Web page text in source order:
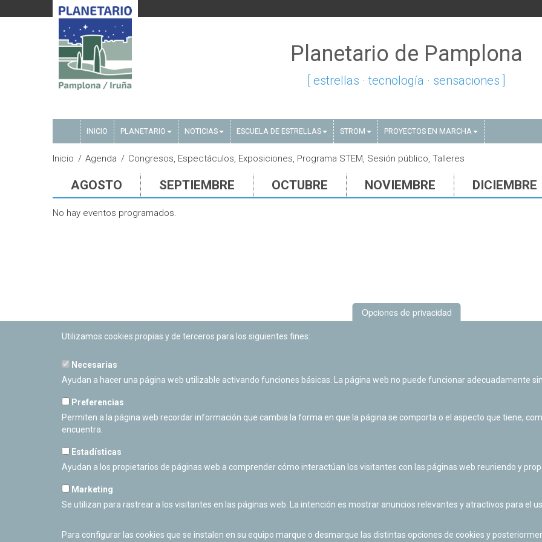
Planetario de Pamplona
[ estrellas · tecnología · sensaciones ]
INICIO PLANETARIO NOTICIAS ESCUELA DE ESTRELLAS STROM PROYECTOS EN MARCHA
Inicio Agenda Congresos, Espectáculos, Exposiciones, Programa STEM, Sesión público, Talleres
AGOSTO SEPTIEMBRE OCTUBRE NOVIEMBRE DICIEMBRE
No hay eventos programados.
PLANETARIO DE PAMPLONA
Calle Sancho RamÃ­rez, s/n
Cerrado Temporalmente
Opciones de privacidad
Utilizamos cookies propias y de terceros para los siguientes fines:
Necesarias
Ayudan a hacer una página web utilizable activando funciones básicas. La página web no puede funcionar adecuadamente
Preferencias
Permiten a la página web recordar información que cambia la forma en que la página se comporta o el aspecto que tiene,
encuentra.
Estadísticas
Ayudan a los propietarios de páginas web a comprender cómo interactúan los visitantes con las páginas web reuniendo y
Marketing
Se utilizan para rastrear a los visitantes en las páginas web. La intención es mostrar anuncios relevantes y atractivos para el
Para configurar las cookies que se instalen en su equipo marque o desmarque las distintas opciones de cookies y